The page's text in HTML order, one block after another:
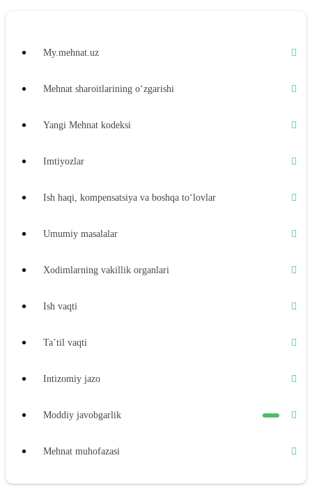
My.mehnat.uz
Mehnat sharoitlarining oʻzgarishi
Yangi Mehnat kodeksi
Imtiyozlar
Ish haqi, kompensatsiya va boshqa toʻlovlar
Umumiy masalalar
Xodimlarning vakillik organlari
Ish vaqti
Ta’til vaqti
Intizomiy jazo
Moddiy javobgarlik
Mehnat muhofazasi
Ijtimoiy ta’minot